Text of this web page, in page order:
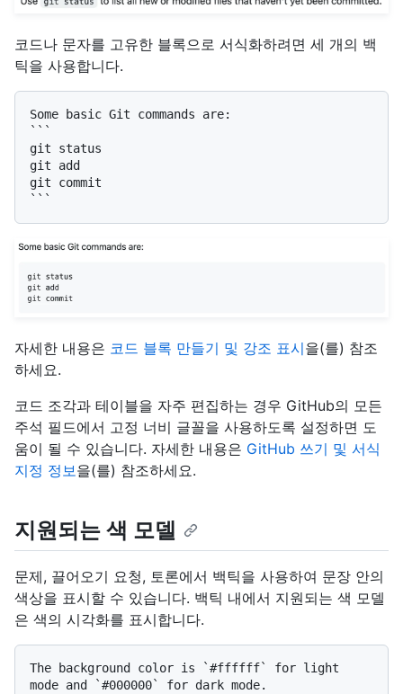
코드나 문자를 고유한 블록으로 서식화하려면 세 개의 백
틱을 사용합니다.
```
git status
git add
git commit
```
자세한 내용은 코드 블록 만들기 및 강조 표시을(를) 참조
하세요.
코드 조각과 테이블을 자주 편집하는 경우 GitHub의 모든
주석 필드에서 고정 너비 글꼴을 사용하도록 설정하면 도
움이 될 수 있습니다. 자세한 내용은 GitHub 쓰기 및 서식
지정 정보 을(를) 참조하세요.
지원되는 색 모델
문제, 끌어오기 요청, 토론에서 백틱을 사용하여 문장 안의
색상을 표시할 수 있습니다. 백틱 내에서 지원되는 색 모델
은 색의 시각화를 표시합니다.
The background color is `#ffffff`
for light
mode and
`#000000`